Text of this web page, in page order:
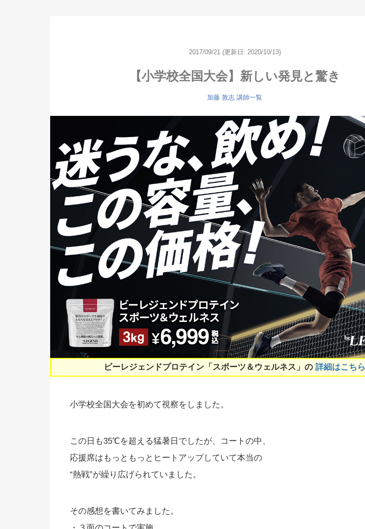
2017/09/21 (更新日: 2020/10/13)
【小学校全国大会】新しい発見と驚き
加藤 敦志 講師一覧
ビーレジェンドプロテイン「スポーツ＆ウェルネス」の 詳細はこちら
小学校全国大会を初めて視察をしました。
この日も35℃を超える猛暑日でしたが、コートの中、
応援席はもっともっとヒートアップしていて本当の
“熱戦”が繰り広げられていました。
その感想を書いてみました。